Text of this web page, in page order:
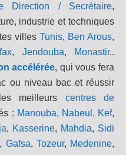
Direction / Secrétaire,
industrie et techniques
villes Tunis, Ben Arous,
, Jendouba, Monastir..
accélérée, qui vous fera
ou niveau bac et réussir
meilleurs centres de
: Manouba, Nabeul , Kef,
, Kasserine, Mahdia, Sidi
, Gafsa, Tozeur, Medenine,